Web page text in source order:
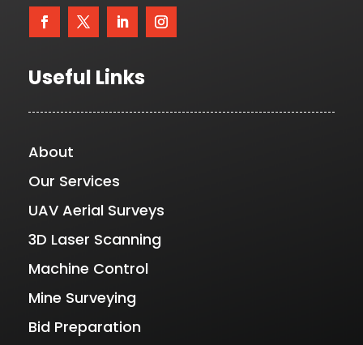
Useful Links
About
Our Services
UAV Aerial Surveys
3D Laser Scanning
Machine Control
Mine Surveying
Bid Preparation